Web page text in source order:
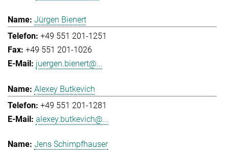
Jürgen Bienert
+49 551 201-1251
+49 551 201-1026
juergen.bienert@...
Alexey Butkevich
+49 551 201-1281
alexey.butkevich@...
Jens Schimpfhauser